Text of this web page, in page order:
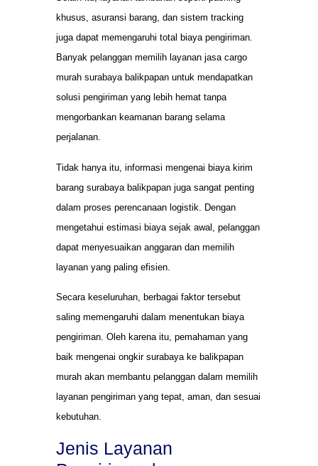
khusus, asuransi barang, dan sistem tracking
juga dapat memengaruhi total biaya pengiriman.
Banyak pelanggan memilih layanan jasa cargo
murah surabaya balikpapan untuk mendapatkan
solusi pengiriman yang lebih hemat tanpa
mengorbankan keamanan barang selama
perjalanan.
Tidak hanya itu, informasi mengenai biaya kirim
barang surabaya balikpapan juga sangat penting
dalam proses perencanaan logistik. Dengan
mengetahui estimasi biaya sejak awal, pelanggan
dapat menyesuaikan anggaran dan memilih
layanan yang paling efisien.
Secara keseluruhan, berbagai faktor tersebut
saling memengaruhi dalam menentukan biaya
pengiriman. Oleh karena itu, pemahaman yang
baik mengenai ongkir surabaya ke balikpapan
murah akan membantu pelanggan dalam memilih
layanan pengiriman yang tepat, aman, dan sesuai
kebutuhan.
Jenis Layanan